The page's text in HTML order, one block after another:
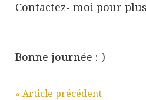
Contactez- moi pour
Bonne journée :-)
« Article précédent